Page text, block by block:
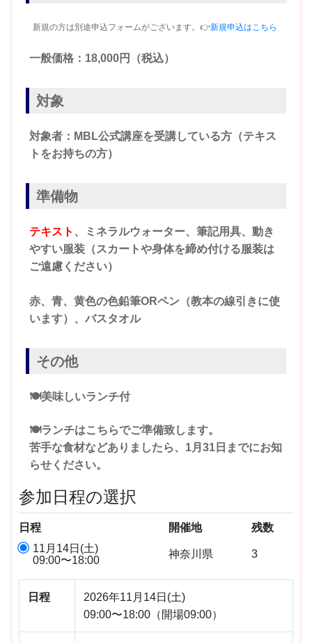
新規の方は別途申込フォームがございます。👉新規申込はこちら
一般価格：18,000円（税込）
対象
対象者：MBL公式講座を受講している方（テキス
トをお持ちの方）
準備物
テキスト 、ミネラルウォーター、筆記用具、動き
やすい服装（スカートや身体を締め付ける服装は
ご遠慮ください）
赤、青、黄色の色鉛筆ORペン（教本の線引きに使
います）、バスタオル
その他
🍽️美味しいランチ付
🍽️ランチはこちらでご準備致します。
苦手な食材などありましたら、1月31日までにお知
らせください。
参加日程の選択
日程 開催地
残数
11月14日(土)
09:00〜18:00
神奈川県 3
日程
2026年11月14日(土)
09:00〜18:00（開場09:00）